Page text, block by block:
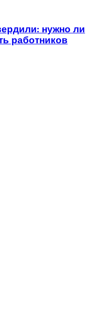
нужно ли
работников